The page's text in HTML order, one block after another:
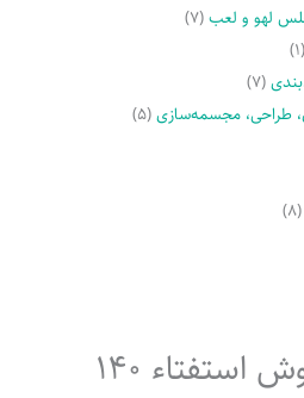
لهو و لعب(۷)
(۷)
طراحی، مجسمه‌سازی(۵)
140